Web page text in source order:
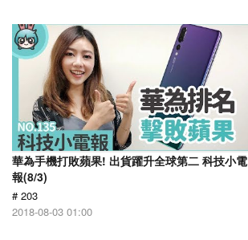
華為手機打敗蘋果! 出貨躍升全球第二 科技小電
報(8/3)
# 203
2018-08-03 01:00